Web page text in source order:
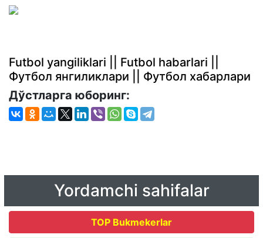
Futbol yangiliklari || Futbol habarlari ||
Футбол янгиликлари || Футбол хабарлари
Дўстларга юборинг:
Yordamchi sahifalar
TOP Bukmekerlar